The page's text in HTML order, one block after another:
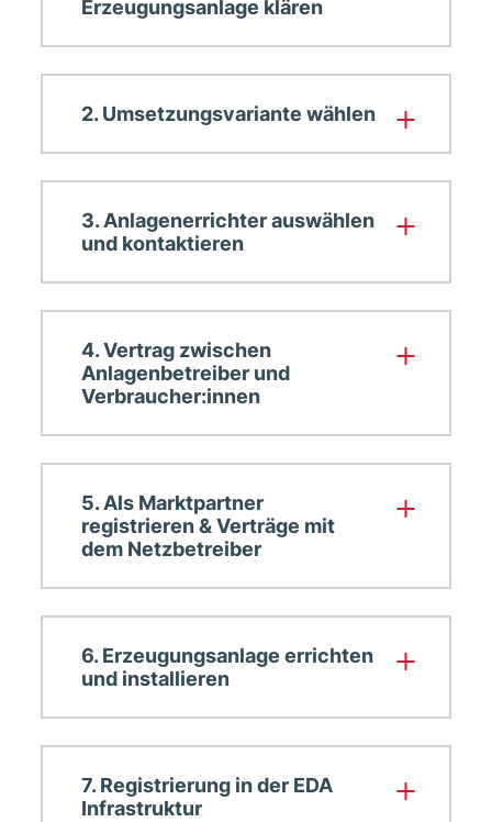
Erzeugungsanlage klären
2. Umsetzungsvariante wählen
3. Anlagenerrichter auswählen
und kontaktieren
4. Vertrag zwischen
Anlagenbetreiber und
Verbraucher:innen
5. Als Marktpartner
registrieren & Verträge mit
dem Netzbetreiber
6. Erzeugungsanlage errichten
und installieren
7. Registrierung in der EDA
Infrastruktur